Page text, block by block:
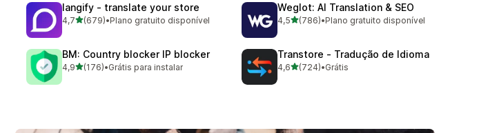
langify ‑ translate your store
4,7de 5 estrelas
(679)
679 avaliações ao todo
•Plano gratuito disponível
Weglot: AI Translation & SEO
4,5de 5 estrelas
(786)
786 avaliações ao todo
•Plano gratuito disponível
BM: Country blocker IP blocker
4,9de 5 estrelas
(176)
176 avaliações ao todo
•Grátis para instalar
Transtore ‑ Tradução de Idioma
4,6de 5 estrelas
(724)
724 avaliações ao todo
•Grátis